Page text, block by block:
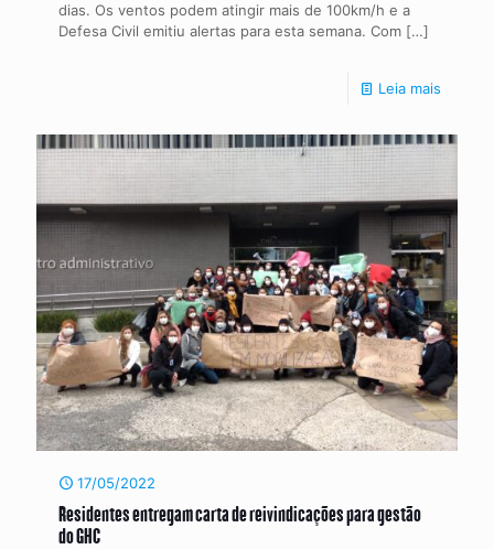
dias. Os ventos podem atingir mais de 100km/h e a
Defesa Civil emitiu alertas para esta semana. Com […]
Leia mais
17/05/2022
Residentes entregam carta de reivindicações para gestão
do GHC